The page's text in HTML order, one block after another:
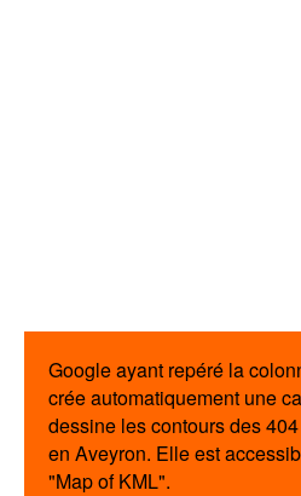
Google ayant repéré la
crée automatiquement une
dessine les contours des
en Aveyron. Elle est
"Map of KML".